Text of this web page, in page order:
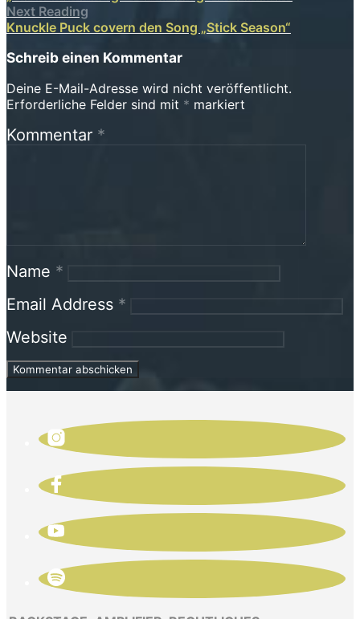
Next Reading
Knuckle Puck covern den Song „Stick Season“
Schreib einen Kommentar
Deine E-Mail-Adresse wird nicht veröffentlicht.
Erforderliche Felder sind mit * markiert
Kommentar *
Name *
Email Address *
Website